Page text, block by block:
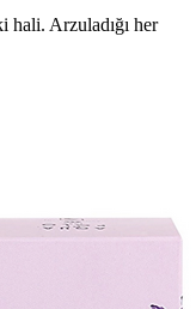
hali. Arzuladığı her